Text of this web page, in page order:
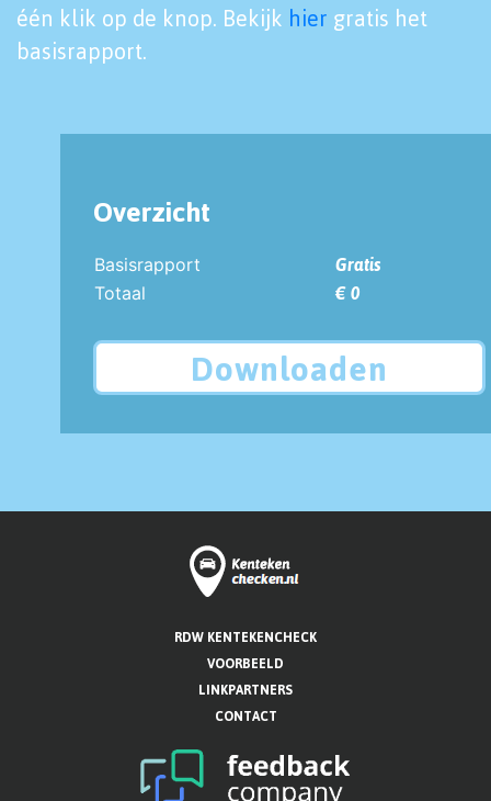
één klik op de knop. Bekijk hier gratis het
basisrapport.
Overzicht
Basisrapport
Gratis
Totaal
€ 0
Downloaden
RDW KENTEKENCHECK
VOORBEELD
LINKPARTNERS
CONTACT